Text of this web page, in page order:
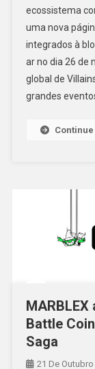
ecossistema
uma nova
integrados à
ar no dia 26 de
global de
grandes
Battle
Saga
21 De